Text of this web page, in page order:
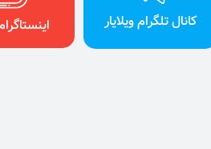
کانال تلگرام ویلایار